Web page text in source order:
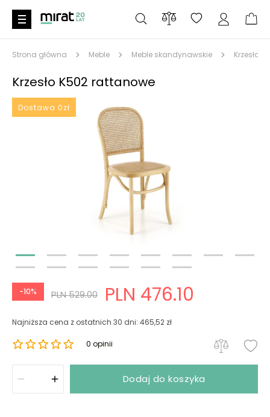
Strona główna Meble Meble skandynawskie Krzesło
Krzesło K502 rattanowe
Dostawa 0zł
-10% PLN 529.00 PLN 476.10
Najniższa cena z ostatnich 30 dni: 465,52 zł
0 opinii
Dodaj do koszyka